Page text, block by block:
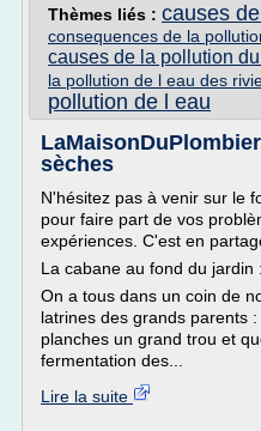
Thèmes liés : causes
consequences de la
causes de la pollution
la pollution de l eau des
pollution de l eau
sèches
N'hésitez pas à venir sur le
pour faire part de vos
expériences. C'est en
La cabane au fond du jardin :
On a tous dans un coin de
latrines des grands parents
planches un grand trou et
fermentation des...
Lire la suite